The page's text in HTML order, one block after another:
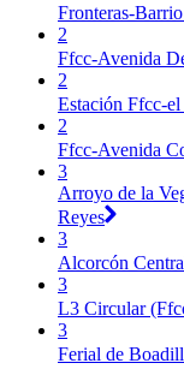
Fronteras-
2
Ffcc-Avenida
2
Estación Ffcc-el
2
Ffcc-Avenida
3
Arroyo de la
Reyes
3
Alcorcón
3
L3 Circular
3
Ferial de